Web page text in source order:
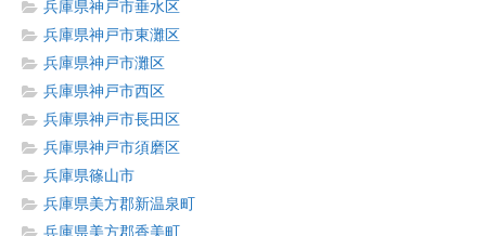
兵庫県神戸市垂水区
兵庫県神戸市東灘区
兵庫県神戸市灘区
兵庫県神戸市西区
兵庫県神戸市長田区
兵庫県神戸市須磨区
兵庫県篠山市
兵庫県美方郡新温泉町
兵庫県美方郡香美町